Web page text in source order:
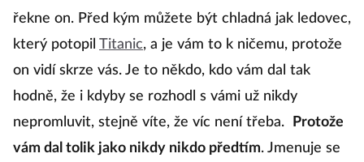
řekne on. Před kým můžete být chladná jak ledovec,
který potopil Titanic, a je vám to k ničemu, protože
on vidí skrze vás. Je to někdo, kdo vám dal tak
hodně, že i kdyby se rozhodl s vámi už nikdy
nepromluvit, stejně víte, že víc není třeba.
Protože
vám dal tolik jako nikdy nikdo předtím. Jmenuje se